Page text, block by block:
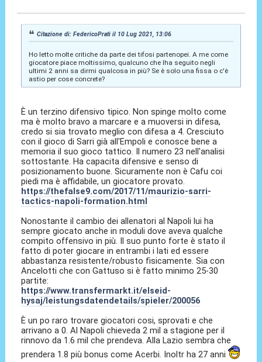
Citazione di: FedericoPrati il 10 Lug 2021, 13:06
Ho letto molte critiche da parte dei tifosi partenopei. A me come
giocatore piace moltissimo, qualcuno che lha seguito negli
ultimi 2 anni sa dirmi qualcosa in più? Se è solo una fissa o c'è
astio per cose concrete?
È un terzino difensivo tipico. Non spinge molto come
ma è molto bravo a marcare e a muoversi in difesa,
credo si sia trovato meglio con difesa a 4. Cresciuto
con il gioco di Sarri già all'Empoli e conosce bene a
memoria il suo gioco tattico. Il numero 23 nell'analisi
sottostante. Ha capacita difensive e senso di
posizionamento buone. Sicuramente non è Cafu coi
piedi ma è affidabile, un giocatore provato.
https://thefalse9.com/2017/11/maurizio-sarri-
tactics-napoli-formation.html
Nonostante il cambio dei allenatori al Napoli lui ha
sempre giocato anche in moduli dove aveva qualche
compito offensivo in più. Il suo punto forte è stato il
fatto di poter giocare in entrambi i lati ed essere
abbastanza resistente/robusto fisicamente. Sia con
Ancelotti che con Gattuso si è fatto minimo 25-30
partite:
https://www.transfermarkt.it/elseid-
hysaj/leistungsdatendetails/spieler/200056
È un po raro trovare giocatori cosi, sprovati e che
arrivano a 0. Al Napoli chieveda 2 mil a stagione per il
rinnovo da 1.6 mil che prendeva. Alla Lazio sembra che
prendera 1.8 più bonus come Acerbi. Inoltr ha 27 anni